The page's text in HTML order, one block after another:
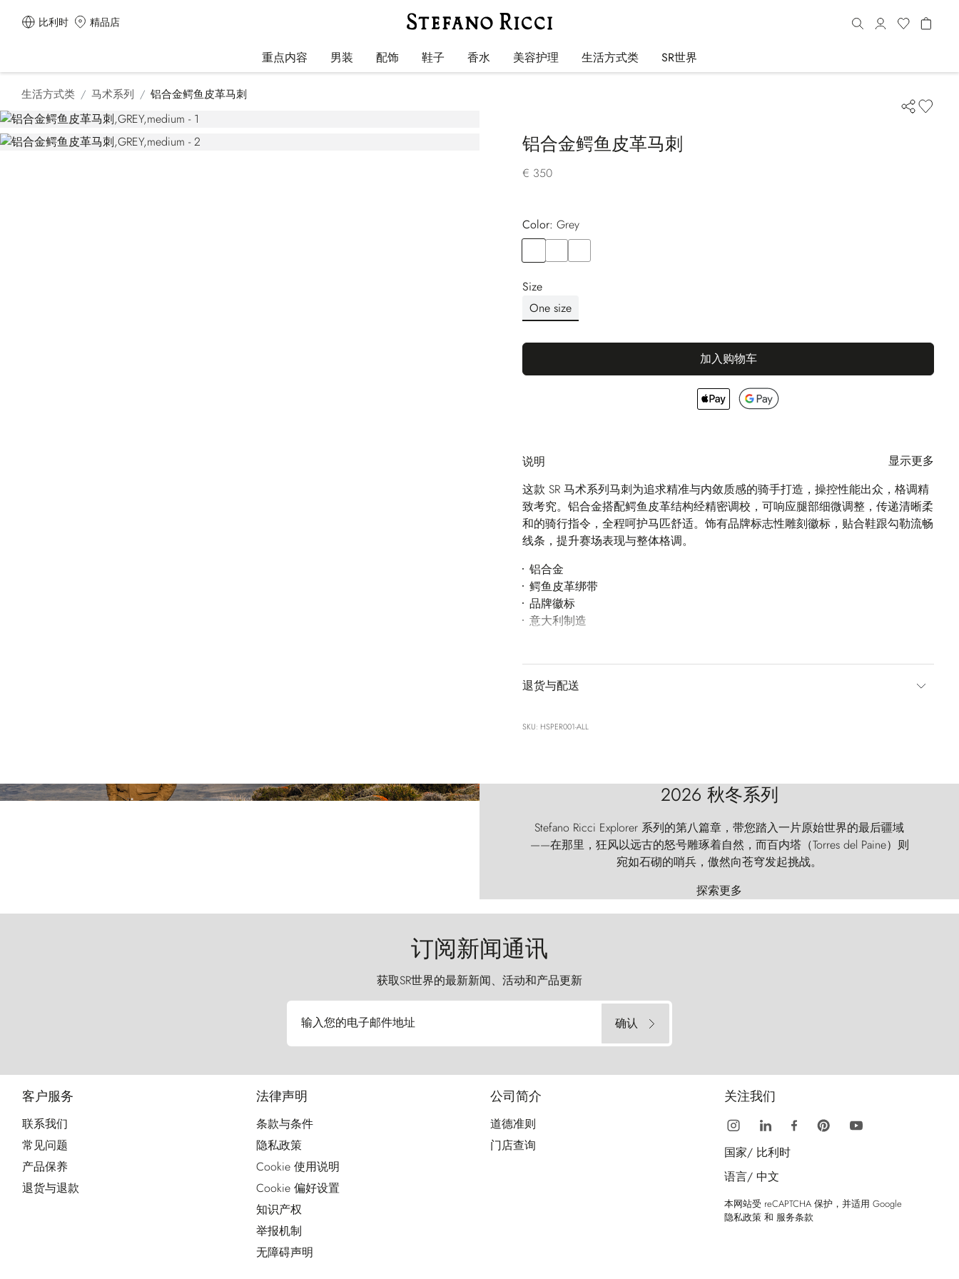
比利时 精品店
重点内容 男装 配饰 鞋子 香水 美容护理 生活方式类 SR世界
生活方式类 马术系列 铝合金鳄鱼皮革马刺
铝合金鳄鱼皮革马刺
€ 350
Color:
grey
Size
One size
加入购物车
说明
显示更多
这款 SR 马术系列马刺为追求精准与内敛质感的骑手打造，操控性能出众，格调精
致考究。铝合金搭配鳄鱼皮革结构经精密调校，可响应腿部细微调整，传递清晰柔
和的骑行指令，全程呵护马匹舒适。饰有品牌标志性雕刻徽标，贴合鞋跟勾勒流畅
线条，提升赛场表现与整体格调。
铝合金
鳄鱼皮革绑带
品牌徽标
意大利制造
退货与配送
SKU: HSPER001-ALL
2026 秋冬系列
Stefano Ricci Explorer 系列的第八篇章，带您踏入一片原始世界的最后疆域
——在那里，狂风以远古的怒号雕琢着自然，而百内塔（Torres del Paine）则
宛如石砌的哨兵，傲然向苍穹发起挑战。
探索更多
订阅新闻通讯
获取SR世界的最新新闻、活动和产品更新
输入您的电子邮件地址 确认
客户服务
联系我们
常见问题
产品保养
退货与退款
法律声明
条款与条件
隐私政策
Cookie 使用说明
Cookie 偏好设置
知识产权
举报机制
无障碍声明
公司简介
道德准则
门店查询
关注我们
国家/ 比利时
语言/ 中文
本网站受 reCAPTCHA 保护，并适用 Google
隐私政策 和 服务条款